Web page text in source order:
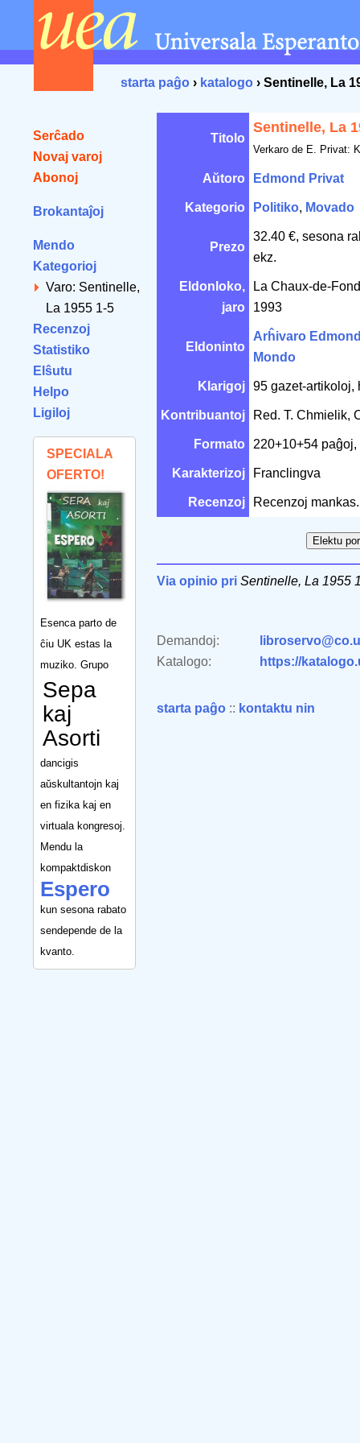
starta paĝo › katalogo › Sentinelle, La
Serĉado
Novaj varoj
Abonoj
Brokantaĵoj
Mendo
Kategorioj
Varo: Sentinelle,
La 1955 1-5
Recenzoj
Statistiko
Elŝutu
Helpo
Ligiloj
SPECIALA
OFERTO!
Esenca parto de
ĉiu UK estas la
muziko. Grupo
Sepa
kaj
Asorti
dancigis
aŭskultantojn kaj
en fizika kaj en
virtuala kongresoj.
Mendu la
kompaktdiskon
Espero
kun sesona rabato
sendepende de la
kvanto.
Titolo
Sentinelle, La
Verkaro de E. Privat:
Aŭtoro Edmond Privat
Kategorio Politiko, Movado
Prezo
32.40 €, sesona
ekz.
Eldonloko,
jaro
La Chaux-de-
1993
Eldoninto
Arĥivaro
Mondo
Klarigoj 95 gazet-artikoloj,
Kontribuantoj Red. T. Chmielik,
Formato 220+10+54
Karakterizoj Franclingva
Recenzoj Recenzoj mankas.
Via opinio pri Sentinelle, La 1955
Demandoj:
Katalogo:
https://
starta paĝo :: kontaktu nin